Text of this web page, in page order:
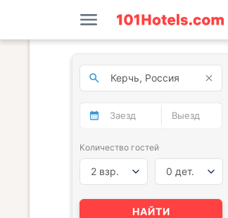
Количество гостей
2 взр. 0 дет.
НАЙТИ